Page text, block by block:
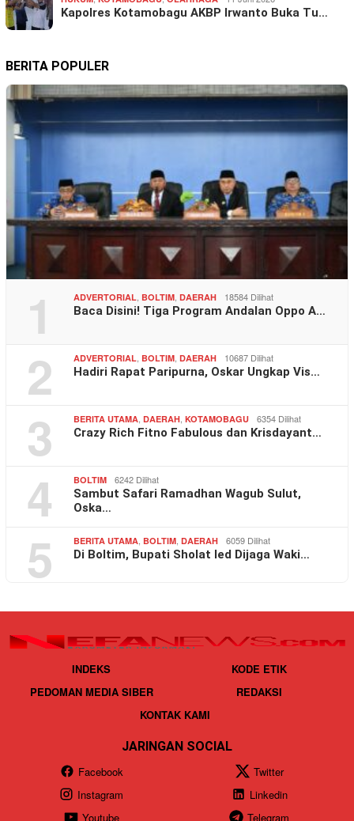
Kapolres Kotamobagu AKBP Irwanto Buka Tu…
BERITA POPULER
1 ADVERTORIAL BOLTIM DAERAH 18584 Dilihat
Baca Disini! Tiga Program Andalan Oppo A…
2 ADVERTORIAL BOLTIM DAERAH 10687 Dilihat
Hadiri Rapat Paripurna, Oskar Ungkap Vis…
3 BERITA UTAMA DAERAH KOTAMOBAGU 6354 Dilihat
Crazy Rich Fitno Fabulous dan Krisdayant…
4 BOLTIM 6242 Dilihat
Sambut Safari Ramadhan Wagub Sulut,
Oska…
5 BERITA UTAMA BOLTIM DAERAH 6059 Dilihat
Di Boltim, Bupati Sholat Ied Dijaga Waki…
INDEKS
KODE ETIK
PEDOMAN MEDIA SIBER
REDAKSI
KONTAK KAMI
JARINGAN SOCIAL
Facebook
Twitter
Instagram
Linkedin
Youtube
Telegram